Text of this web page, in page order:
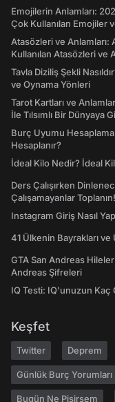
Emojilerin Anlamları:
Çok Kullanılan Emojiler
Atasözleri ve Anlamları:
Kullanılan Atasözleri ve
Tavla Diziliş Şekli
ve Oynama Yönleri
Tarot Kartları ve
İle Tılsımlı Bir Dünyaya
Burç Uyumu
Hesaplanır?
İdeal Kilo Nedir? İdeal
Ders Çalışırken
Çalışamayanlar Toplanın!
Instagram Giriş Nasıl
41 Ülkenin Bayrakları ve
GTA San Andreas
Andreas Şifreleri
IQ Testi: IQ'unuzun Kaç
Keşfet
Twitter Deprem
Günlük Burç Yorumları
Bugün Ne Pişirsem